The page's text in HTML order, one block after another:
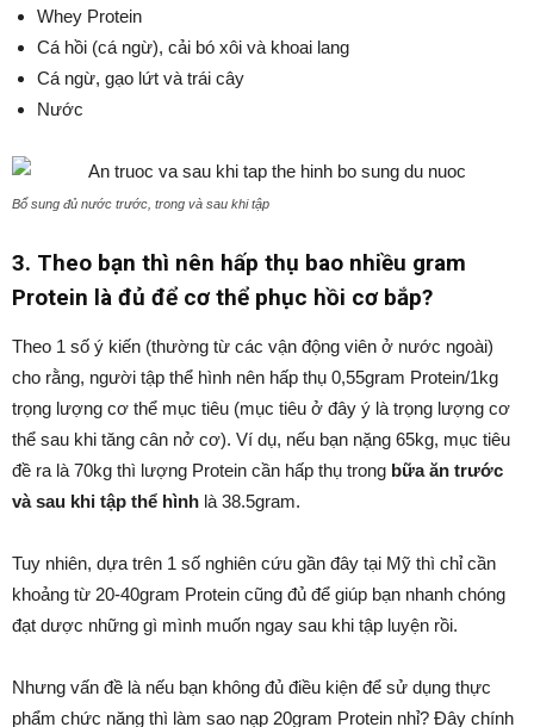
Whey Protein
Cá hồi (cá ngừ), cải bó xôi và khoai lang
Cá ngừ, gạo lứt và trái cây
Nước
Bổ sung đủ nước trước, trong và sau khi tập
3. Theo bạn thì nên hấp thụ bao nhiều gram
Protein là đủ để cơ thể phục hồi cơ bắp?
Theo 1 số ý kiến (thường từ các vận động viên ở nước ngoài)
cho rằng, người tập thể hình nên hấp thụ 0,55gram Protein/1kg
trọng lượng cơ thể mục tiêu (mục tiêu ở đây ý là trọng lượng cơ
thể sau khi tăng cân nở cơ). Ví dụ, nếu bạn nặng 65kg, mục tiêu
đề ra là 70kg thì lượng Protein cần hấp thụ trong bữa ăn trước
và sau khi tập thể hình là 38.5gram.
Tuy nhiên, dựa trên 1 số nghiên cứu gần đây tại Mỹ thì chỉ cần
khoảng từ 20-40gram Protein cũng đủ để giúp bạn nhanh chóng
đạt dược những gì mình muốn ngay sau khi tập luyện rồi.
Nhưng vấn đề là nếu bạn không đủ điều kiện để sử dụng thực
phẩm chức năng thì làm sao nạp 20gram Protein nhỉ? Đây chính